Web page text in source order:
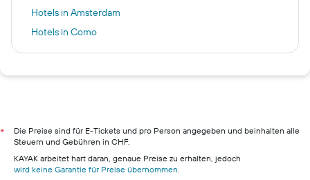
Hotels in Amsterdam
Hotels in Como
Hotels in Castelnuovo del Garda
Hotels in Winterthur
Hotels in Bülach
Hotels in Kloten
*
Die Preise sind für E-Tickets und pro Person angegeben und beinhalten alle
Steuern und Gebühren in CHF.
KAYAK arbeitet hart daran, genaue Preise zu erhalten, jedoch
wird keine Garantie für Preise übernommen.